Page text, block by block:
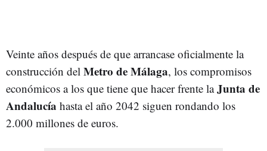
Veinte años después de que arrancase oficialmente la
construcción del Metro de Málaga, los compromisos
económicos a los que tiene que hacer frente laJunta de
Andalucía hasta el año 2042 siguen rondando los
2.000 millones de euros.